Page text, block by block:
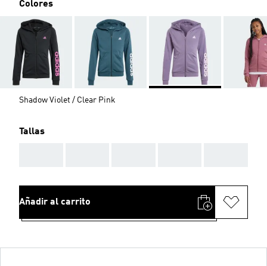
Colores
Shadow Violet / Clear Pink
Tallas
Añadir al carrito